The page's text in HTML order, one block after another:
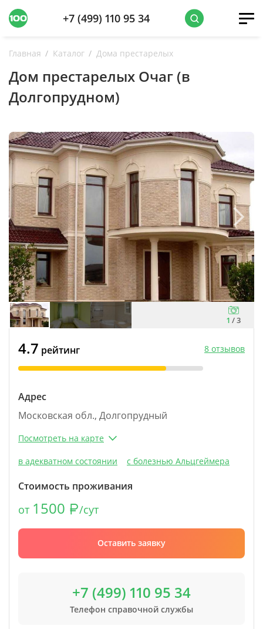
+7 (499) 110 95 34
Главная Каталог Дома престарелых
Дом престарелых Очаг (в
Долгопрудном)
1 /3
4.7 рейтинг 8 отзывов
Адрес
Московская обл., Долгопрудный
Посмотреть на карте
в адекватном состоянии с болезнью Альцгеймера
Стоимость проживания
от 1500 /сут
Оставить заявку
+7 (499) 110 95 34
Телефон справочной службы